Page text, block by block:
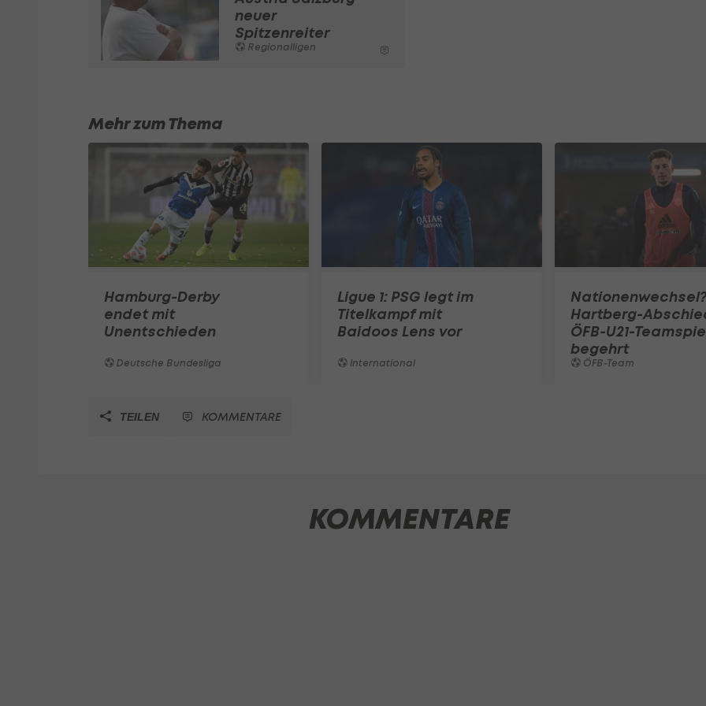
neuer
Spitzenreiter
Regionalligen
Mehr zum Thema
Hamburg-Derby
endet mit
Unentschieden
Deutsche Bundesliga
Ligue 1: PSG legt im
Titelkampf mit
Baidoos Lens vor
International
Nationenwechsel?
Hartberg-
ÖFB-U21-
begehrt
ÖFB-Team
TEILEN KOMMENTARE
KOMMENTARE